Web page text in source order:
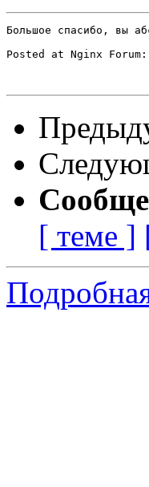
Большое спасибо, вы
Posted at Nginx Forum:
[ теме ]